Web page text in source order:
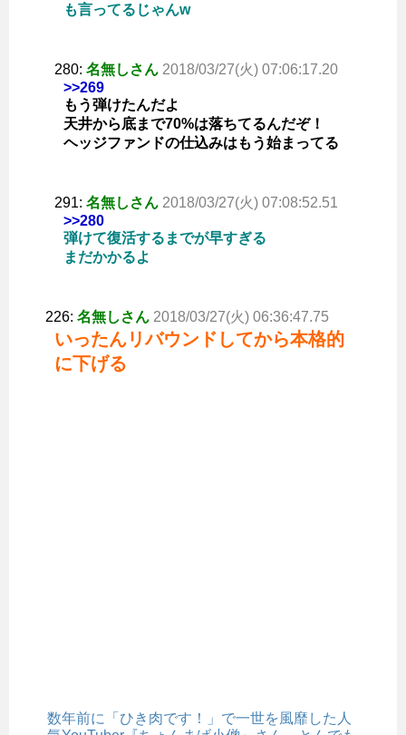
も言ってるじゃんw
280: 名無しさん 2018/03/27(火) 07:06:17.20
>>269
もう弾けたんだよ
天井から底まで70%は落ちてるんだぞ！
ヘッジファンドの仕込みはもう始まってる
291: 名無しさん 2018/03/27(火) 07:08:52.51
>>280
弾けて復活するまでが早すぎる
まだかかるよ
226: 名無しさん 2018/03/27(火) 06:36:47.75
いったんリバウンドしてから本格的
に下げる
数年前に「ひき肉です！」で一世を風靡した人